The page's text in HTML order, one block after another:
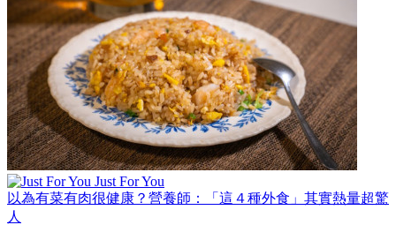
Just For You
以為有菜有肉很健康？營養師：「這４種外食」其實熱量超驚
人